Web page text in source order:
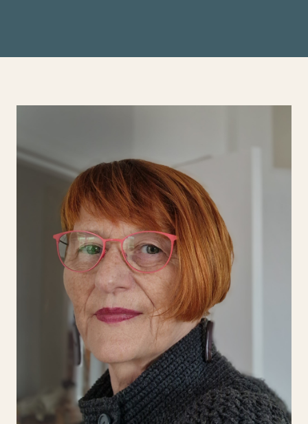
Jina Nebe, nascida na Checoslováquia e
formada em arquitetura, dedica-se à pintura
há duas décadas. Em 2020 integrou o Design
Lab com “Reais Presenças”, criando, com
artesãos portugueses, objetos do quotidiano
com identidade local. Inspirada pela Ria
Formosa, salinas e Serra do Caldeirão,
desenvolve protótipos na fronteira entre arte
e design, em edições limitadas, usando
serigrafia, bordado, gravura em cortiça e